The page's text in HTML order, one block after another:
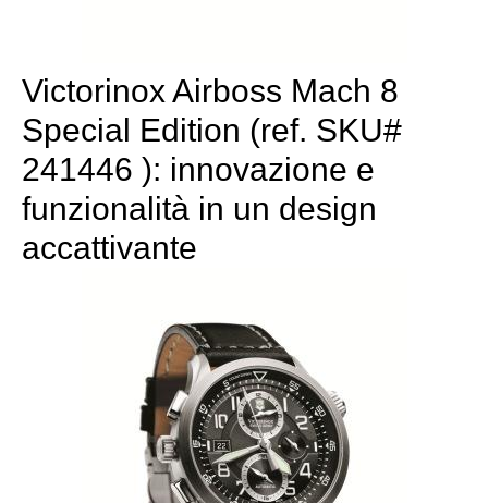
Victorinox Airboss Mach 8
Special Edition (ref. SKU#
241446 ): innovazione e
funzionalità in un design
accattivante